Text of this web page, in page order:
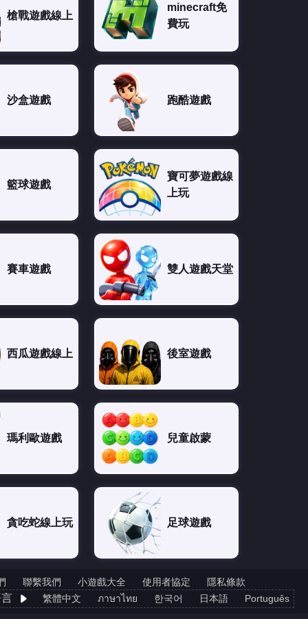
槍戰遊戲線上
minecraft免
費玩
沙盒遊戲 跑酷遊戲
籃球遊戲
寶可夢遊戲線
上玩
賽車遊戲 雙人遊戲天堂
西瓜遊戲線上 後室遊戲
瑪利歐遊戲 兒童啟蒙
貪吃蛇線上玩 足球遊戲
聯繫我們 小遊戲大全 使用者協定 隱私條款
繁體中文 ภาษาไทย 한국어 日本語 Português